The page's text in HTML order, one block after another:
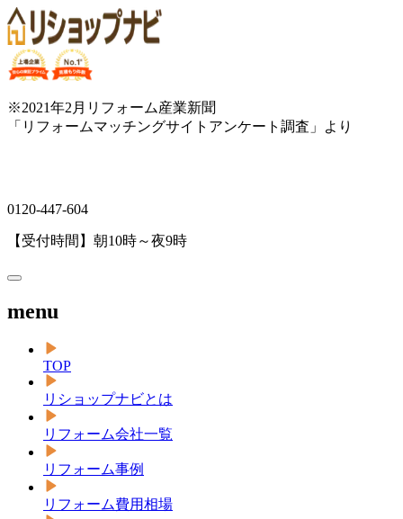
※2021年2月リフォーム産業新聞
「リフォームマッチングサイトアンケート調査」より
0120-447-604
【受付時間】朝10時～夜9時
menu
TOP
リショップナビとは
リフォーム会社一覧
リフォーム事例
リフォーム費用相場